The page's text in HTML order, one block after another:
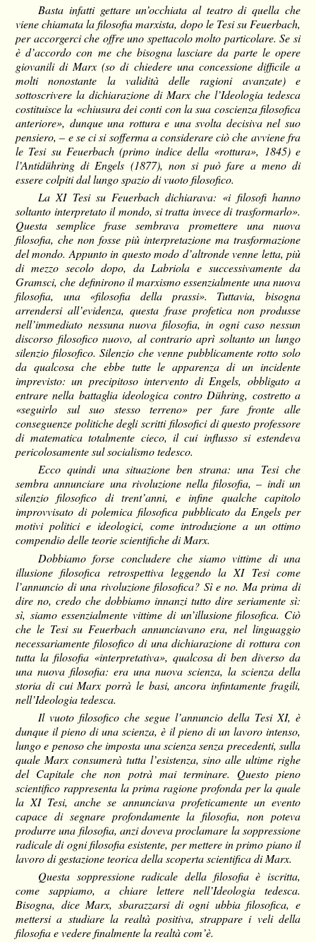
Basta infatti gettare un’occhiata al teatro di quella che
viene chiamata la filosofia marxista, dopo le Tesi su Feuerbach,
per accorgerci che offre uno spettacolo molto particolare. Se si
è d’accordo con me che bisogna lasciare da parte le opere
giovanili di Marx (so di chiedere una concessione difficile a
molti nonostante la validità delle ragioni avanzate) e
sottoscrivere la dichiarazione di Marx che l’Ideologia tedesca
costituisce la «chiusura dei conti con la sua coscienza filosofica
anteriore», dunque una rottura e una svolta decisiva nel suo
pensiero, – e se ci si sofferma a considerare ciò che avviene fra
le Tesi su Feuerbach (primo indice della «rottura», 1845) e
l’Antidühring di Engels (1877), non si può fare a meno di
essere colpiti dal lungo spazio di vuoto filosofico.
La XI Tesi su Feuerbach dichiarava: «i filosofi hanno
soltanto interpretato il mondo, si tratta invece di trasformarlo».
Questa semplice frase sembrava promettere una nuova
filosofia, che non fosse più interpretazione ma trasformazione
del mondo. Appunto in questo modo d’altronde venne letta, più
di mezzo secolo dopo, da Labriola e successivamente da
Gramsci, che definirono il marxismo essenzialmente una nuova
filosofia, una «filosofia della prassi». Tuttavia, bisogna
arrendersi all’evidenza, questa frase profetica non produsse
nell’immediato nessuna nuova filosofia, in ogni caso nessun
discorso filosofico nuovo, al contrario aprì soltanto un lungo
silenzio filosofico. Silenzio che venne pubblicamente rotto solo
da qualcosa che ebbe tutte le apparenza di un incidente
imprevisto: un precipitoso intervento di Engels, obbligato a
entrare nella battaglia ideologica contro Dühring, costretto a
«seguirlo sul suo stesso terreno» per fare fronte alle
conseguenze politiche degli scritti filosofici di questo professore
di matematica totalmente cieco, il cui influsso si estendeva
pericolosamente sul socialismo tedesco.
Ecco quindi una situazione ben strana: una Tesi che
sembra annunciare una rivoluzione nella filosofia, – indi un
silenzio filosofico di trent’anni, e infine qualche capitolo
improvvisato di polemica filosofica pubblicato da Engels per
motivi politici e ideologici, come introduzione a un ottimo
compendio delle teorie scientifiche di Marx.
Dobbiamo forse concludere che siamo vittime di una
illusione filosofica retrospettiva leggendo la XI Tesi come
l’annuncio di una rivoluzione filosofica? Sì e no. Ma prima di
dire no, credo che dobbiamo innanzi tutto dire seriamente sì:
sì, siamo essenzialmente vittime di un’illusione filosofica. Ciò
che le Tesi su Feuerbach annunciavano era, nel linguaggio
necessariamente filosofico di una dichiarazione di rottura con
tutta la filosofia «interpretativa», qualcosa di ben diverso da
una nuova filosofia: era una nuova scienza, la scienza della
storia di cui Marx porrà le basi, ancora infintamente fragili,
nell’Ideologia tedesca.
Il vuoto filosofico che segue l’annuncio della Tesi XI, è
dunque il pieno di una scienza, è il pieno di un lavoro intenso,
lungo e penoso che imposta una scienza senza precedenti, sulla
quale Marx consumerà tutta l’esistenza, sino alle ultime righe
del Capitale che non potrà mai terminare. Questo pieno
scientifico rappresenta la prima ragione profonda per la quale
la XI Tesi, anche se annunciava profeticamente un evento
capace di segnare profondamente la filosofia, non poteva
produrre una filosofia, anzi doveva proclamare la soppressione
radicale di ogni filosofia esistente, per mettere in primo piano il
lavoro di gestazione teorica della scoperta scientifica di Marx.
Questa soppressione radicale della filosofia è iscritta,
come sappiamo, a chiare lettere nell’Ideologia tedesca.
Bisogna, dice Marx, sbarazzarsi di ogni ubbia filosofica, e
mettersi a studiare la realtà positiva, strappare i veli della
filosofia e vedere finalmente la realtà com’è.